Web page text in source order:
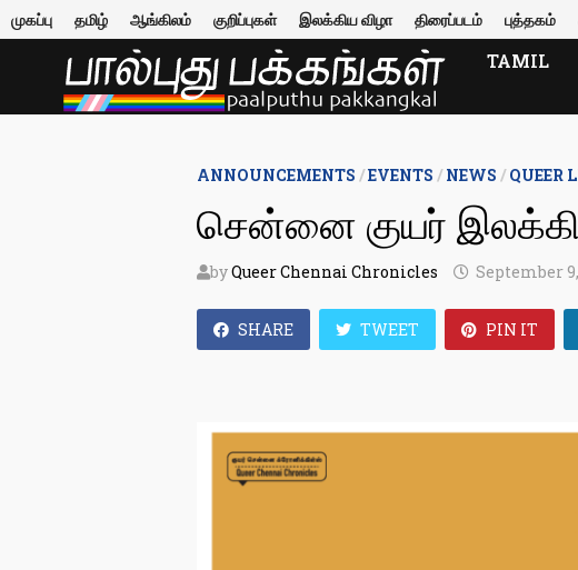
Skip
to
content
முகப்பு தமிழ் ஆங்கிலம் குறிப்புகள் இலக்கிய விழா திரைப்படம் புத்தகம்
TAMIL
ANNOUNCEMENTS /EVENTS /NEWS /QUEER
சென்னை குயர் இலக்கிய
byQueer Chennai Chronicles September 9,
SHARE TWEET PIN IT